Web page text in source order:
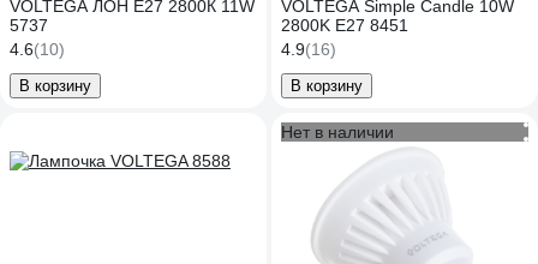
VOLTEGA ЛОН E27 2800К 11W
5737
4.6(10)
В корзину
VOLTEGA Simple Candle 10W
2800K E27 8451
4.9(16)
В корзину
Нет в наличии